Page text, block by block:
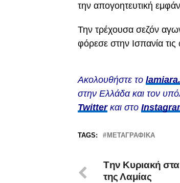
την απογοητευτική
Την τρέχουσα σεζόν
φόρεσε στην Ισπανία
Ακολουθήστε το
στην Ελλάδα και τον
Twitterκαι στο
TAGS: ΜΕΤΑΓΡΑΦΙΚΆ
Tην Κυριακή στα
της Λαμίας